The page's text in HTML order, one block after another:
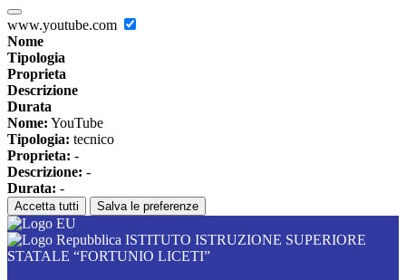
www.youtube.com
Nome
Tipologia
Proprieta
Descrizione
Durata
Nome: YouTube
Tipologia: tecnico
Proprieta: -
Descrizione: -
Durata: -
Accetta tutti Salva le preferenze
ISTITUTO ISTRUZIONE SUPERIORE
STATALE “FORTUNIO LICETI”